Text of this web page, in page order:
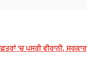
'ਚ ਪਸਰੀ ਵੀਰਾਨੀ, ਸਰਕਾਰ